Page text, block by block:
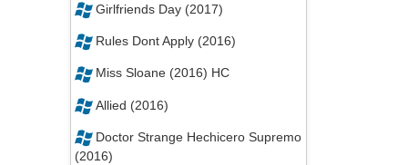
Girlfriends Day (2017)
Rules Dont Apply (2016)
Miss Sloane (2016) HC
Allied (2016)
Doctor Strange Hechicero Supremo
(2016)